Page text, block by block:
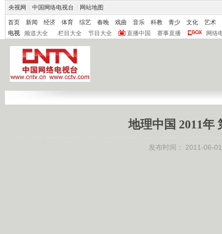
央视网 中国网络电视台 网站地图
首页 新闻 经济 体育 综艺 春晚 戏曲 音乐 科教 青少 文化
艺术
电视
频道大全 栏目大全 节目大全 直播中国 赛事直播 网络
地理中国 2011年
发布时间： 2011-06-